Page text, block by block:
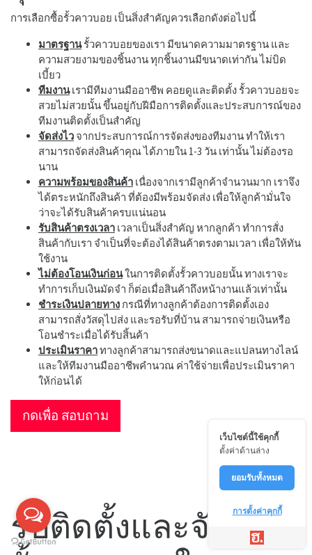
การเลือกซื้อรั้วคาวบอย เป็นสิ่งสำคัญควรเลือกดังต่อไปนี้
มาตรฐานรั้วคาวบอยของเรา มีขนาดความมาตรฐาน และ
ความสวยงามของชิ้นงาน ทุกชิ้นงานมีขนาดเท่ากัน ไม่บิด
เบี้ยว
ทีมงานเรามีทีมงานมืออาชีพ คอยดูและติดตั้ง รั้วคาวบอยจะ
สวยไม่สวยนั้น ขึ้นอยู่กับฝีมือการติดตั้งและประสบการณ์ของ
ทีมงานติดตั้งเป็นสำคัญ
จัดส่งไว จากประสบการณ์การจัดส่งของทีมงาน ทำให้เรา
สามารถจัดส่งสินค้าคุณ ได้ภายใน 1-3 วัน เท่านั้น ไม่ต้องรอ
นาน
ความพร้อมของสินค้า เนื่องจากเรามีลูกค้าจำนวนมาก เราจึง
ได้ตระหนักถึงสินค้า ที่ต้องมีพร้อมจัดส่ง เพื่อให้ลูกค้ามั่นใจ
ว่าจะได้รับสินค้าครบแน่นอน
รับสินค้าตรงเวลา เวลาเป็นสิ่งสำคัญ หากลูกค้า ทำการสั่ง
สินค้ากับเรา จำเป็นที่จะต้องได้สินค้าตรงตามเวลา เพื่อให้ทัน
ใช้งาน
ไม่ต้องโอนเงินก่อนในการติดตั้งรั้วคาวบอยนั้น ทางเราจะ
ทำการเก็บเงินมัดจำ ก็ต่อเมื่อสินค้าถึงหน้างานแล้วเท่านั้น
ชำระเงินปลายทาง กรณีที่ทางลูกค้าต้องการติดตั้งเอง
สามารถสั่งวัสดุไปส่ง และรอรับที่บ้าน สามารถจ่ายเงินหรือ
โอนชำระเมื่อได้รับสิ้นค้า
ประเมินราคาทางลูกค้าสามารถส่งขนาดและแปลนทางไลน์
และให้ทีมงานมืออาชีพคำนวณ ค่าใช้จ่ายเพื่อประเมินราคา
ให้ก่อนได้
กดเพื่อ สอบถาม
รับติดตั้งและจัดส่ง
เว็บไซต์นี้ใช้คุกกี้
ตั้งค่าด้านล่าง
ยอมรับทั้งหมด
การตั้งค่าคุกกี้